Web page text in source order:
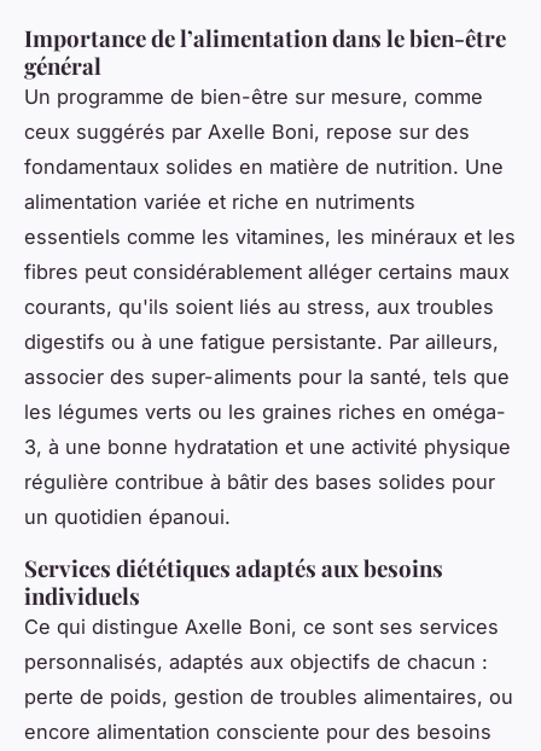
Importance de l’alimentation dans le bien-être
général
Un programme de bien-être sur mesure, comme
ceux suggérés par Axelle Boni, repose sur des
fondamentaux solides en matière de nutrition. Une
alimentation variée et riche en nutriments
essentiels comme les vitamines, les minéraux et les
fibres peut considérablement alléger certains maux
courants, qu'ils soient liés au stress, aux troubles
digestifs ou à une fatigue persistante. Par ailleurs,
associer des super-aliments pour la santé, tels que
les légumes verts ou les graines riches en oméga-
3, à une bonne hydratation et une activité physique
régulière contribue à bâtir des bases solides pour
un quotidien épanoui.
Services diététiques adaptés aux besoins
individuels
Ce qui distingue Axelle Boni, ce sont ses services
personnalisés, adaptés aux objectifs de chacun :
perte de poids, gestion de troubles alimentaires, ou
encore alimentation consciente pour des besoins